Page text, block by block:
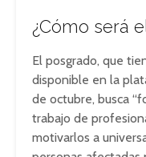
¿Cómo será
El posgrado, que
disponible en la
de octubre, busca
trabajo de
motivarlos a